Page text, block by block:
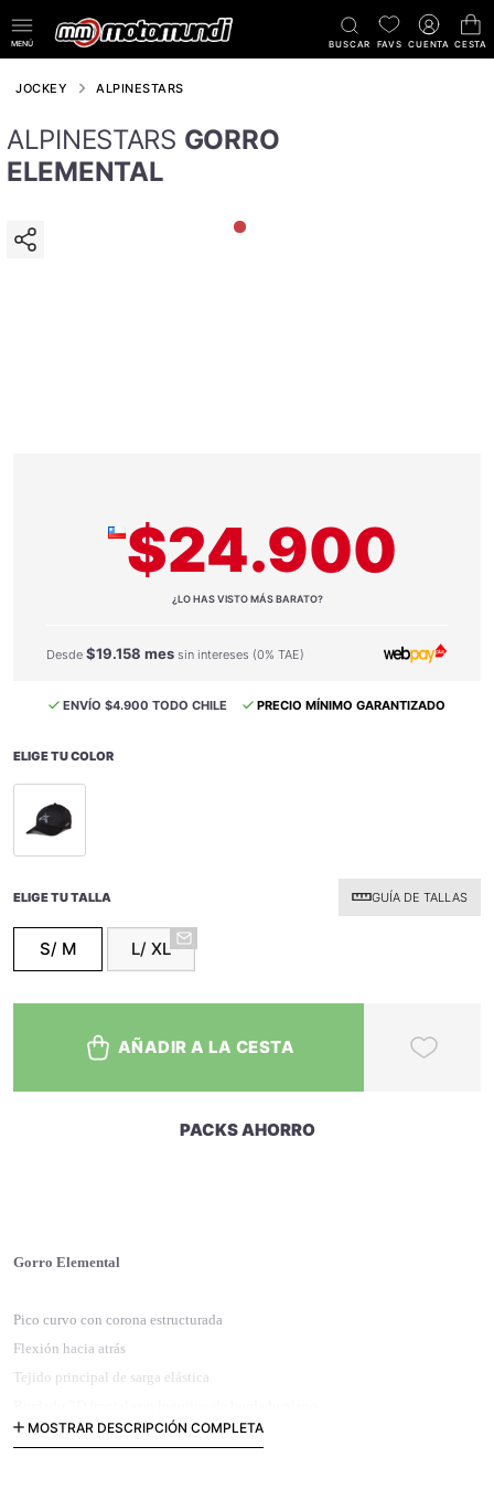
MENÚ BUSCAR FAVS CUENTA CESTA
JOCKEY ALPINESTARS
ALPINESTARS GORRO
ELEMENTAL
$24.900
¿LO HAS VISTO MÁS BARATO?
Desde $19.158 mes sin intereses (0% TAE)
ENVÍO $4.900 TODO CHILE PRECIO MÍNIMO GARANTIZADO
ELIGE TU COLOR
ELIGE TU TALLA GUÍA DE TALLAS
S/ M L/ XL
AÑADIR A LA CESTA
PACKS AHORRO
Gorro Elemental
Pico curvo con corona estructurada
Flexión hacia atrás
Tejido principal de sarga elástica
Etiquetado interno y trasero
MOSTRAR DESCRIPCIÓN COMPLETA